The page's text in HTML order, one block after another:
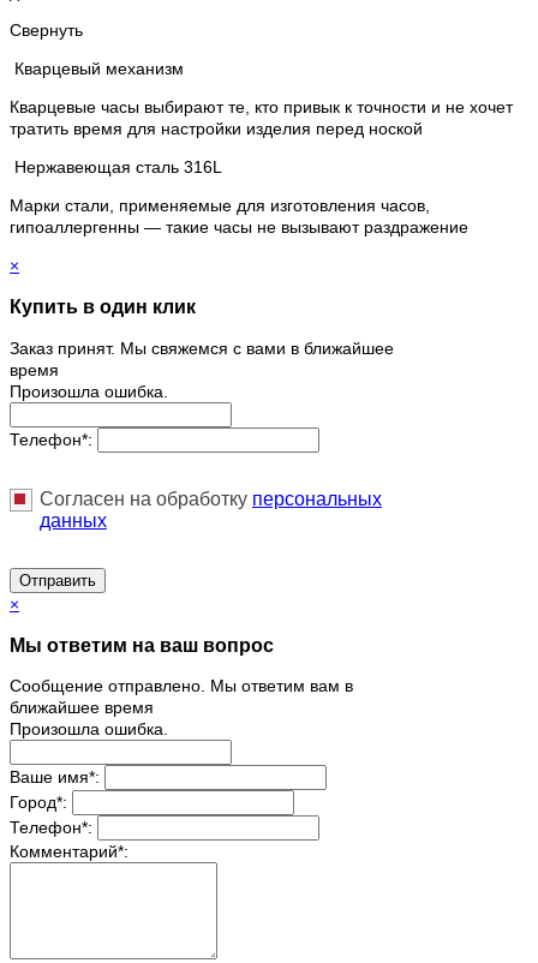
Свернуть
Кварцевый механизм
Кварцевые часы выбирают те, кто привык к точности и не хочет
тратить время для настройки изделия перед ноской
Нержавеющая сталь 316L
Марки стали, применяемые для изготовления часов,
гипоаллергенны — такие часы не вызывают раздражение
×
Купить в один клик
Заказ принят. Мы свяжемся с вами в ближайшее
время
Произошла ошибка.
Телефон*:
Согласен на обработку персональныx
данных
Отправить
×
Мы ответим на ваш вопрос
Сообщение отправлено. Мы ответим вам в
ближайшее время
Произошла ошибка.
Ваше имя*:
Город*:
Телефон*:
Комментарий*: